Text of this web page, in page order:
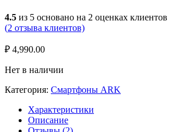
4.5 из 5 основано на 2 оценках клиентов
(2 отзыва клиентов)
₽ 4,990.00
Нет в наличии
Категория: Смартфоны ARK
Характеристики
Описание